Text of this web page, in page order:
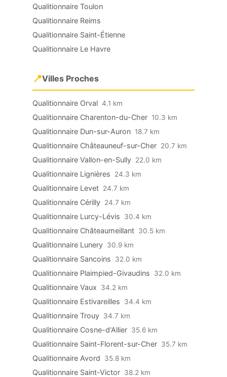
Qualitionnaire Toulon
Qualitionnaire Reims
Qualitionnaire Saint-Étienne
Qualitionnaire Le Havre
📍Villes Proches
Qualitionnaire Orval 4.1 km
Qualitionnaire Charenton-du-Cher 10.3 km
Qualitionnaire Dun-sur-Auron 18.7 km
Qualitionnaire Châteauneuf-sur-Cher 20.7 km
Qualitionnaire Vallon-en-Sully 22.0 km
Qualitionnaire Lignières 24.3 km
Qualitionnaire Levet 24.7 km
Qualitionnaire Cérilly 24.7 km
Qualitionnaire Lurcy-Lévis 30.4 km
Qualitionnaire Châteaumeillant 30.5 km
Qualitionnaire Lunery 30.9 km
Qualitionnaire Sancoins 32.0 km
Qualitionnaire Plaimpied-Givaudins 32.0 km
Qualitionnaire Vaux 34.2 km
Qualitionnaire Estivareilles 34.4 km
Qualitionnaire Trouy 34.7 km
Qualitionnaire Cosne-d'Allier 35.6 km
Qualitionnaire Saint-Florent-sur-Cher 35.7 km
Qualitionnaire Avord 35.8 km
Qualitionnaire Saint-Victor 38.2 km